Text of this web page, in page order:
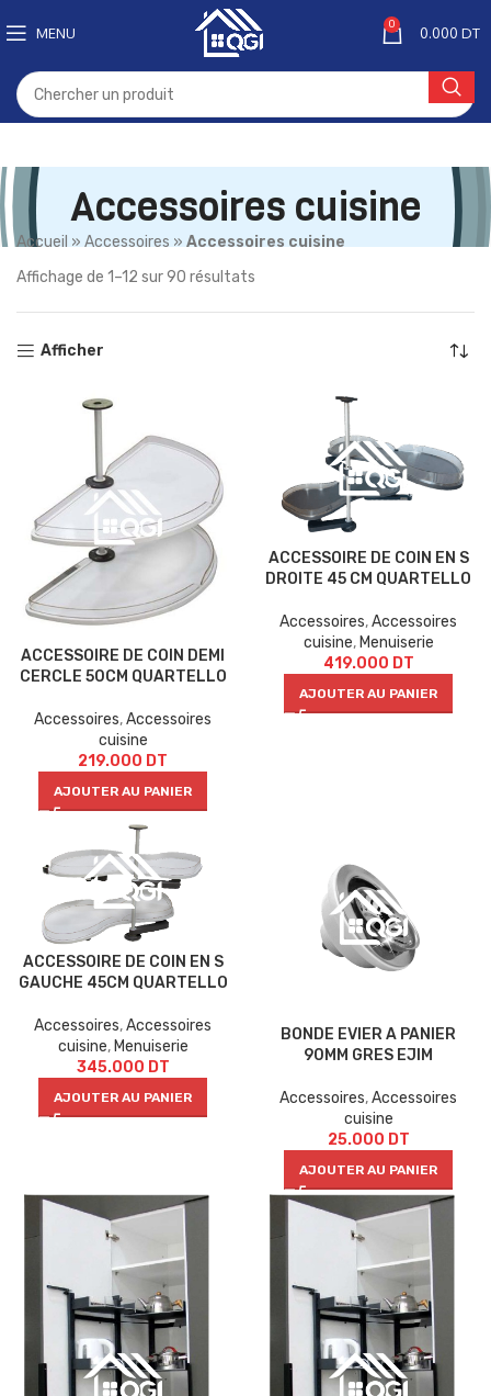
MENU 0 0.000 DT
Accessoires cuisine
Accueil » Accessoires » Accessoires cuisine
Affichage de 1–12 sur 90 résultats
Afficher
ACCESSOIRE DE COIN DEMI
CERCLE 50CM QUARTELLO
Accessoires,Accessoires
cuisine
219.000 DT
AJOUTER AU PANIER
ACCESSOIRE DE COIN EN S
DROITE 45 CM QUARTELLO
Accessoires,Accessoires
cuisine, Menuiserie
419.000 DT
AJOUTER AU PANIER
ACCESSOIRE DE COIN EN S
GAUCHE 45CM QUARTELLO
Accessoires,Accessoires
cuisine, Menuiserie
345.000 DT
AJOUTER AU PANIER
BONDE EVIER A PANIER
90MM GRES EJIM
Accessoires,Accessoires
cuisine
25.000 DT
AJOUTER AU PANIER